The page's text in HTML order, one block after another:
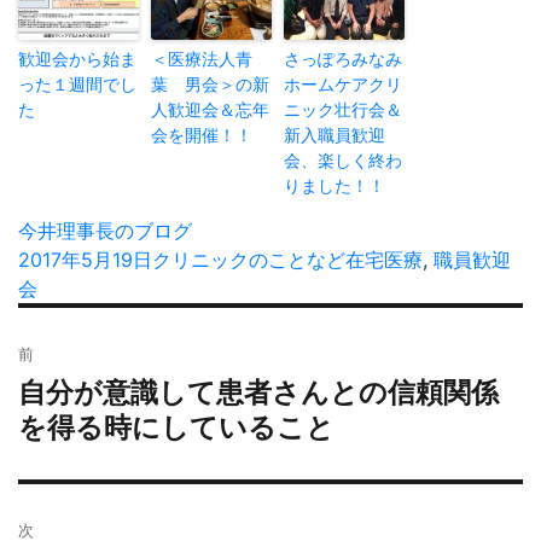
歓迎会から始ま
った１週間でし
た
＜医療法人青
葉 男会＞の新
人歓迎会＆忘年
会を開催！！
さっぽろみなみ
ホームケアクリ
ニック壮行会＆
新入職員歓迎
会、楽しく終わ
りました！！
投
稿
者
今井理事長のブログ
投
稿
2017年5月19日 カ
ー
クリニックのことなどタ
在宅医療, 職員歓迎
会
稿
ナ
ビ
シ
前
過
去
の
投
自分が意識して患者さんとの信頼関係
を得る時にしていること
次